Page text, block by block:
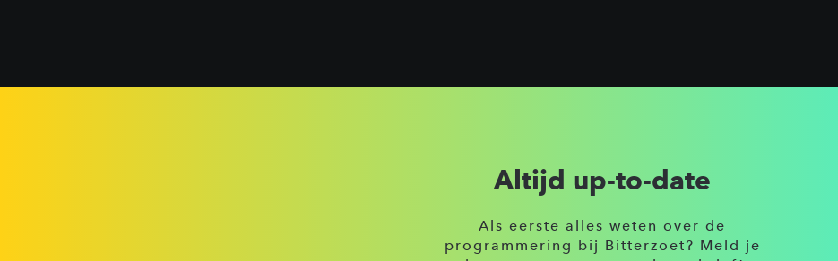
Altijd up-to-date
Als eerste alles weten over de
programmering bij Bitterzoet? Meld je